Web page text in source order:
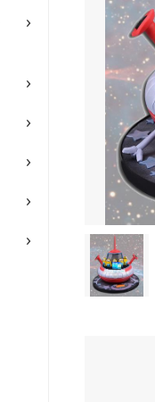
›
›
›
›
›
›